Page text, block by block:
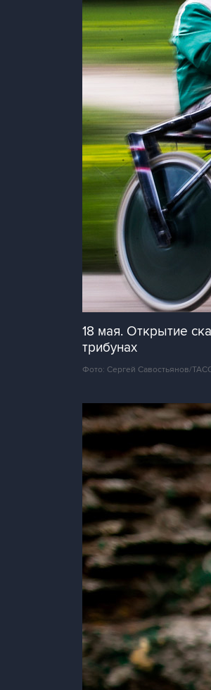
18 мая. Открытие
трибунах
Фото: Сергей Савостьянов/